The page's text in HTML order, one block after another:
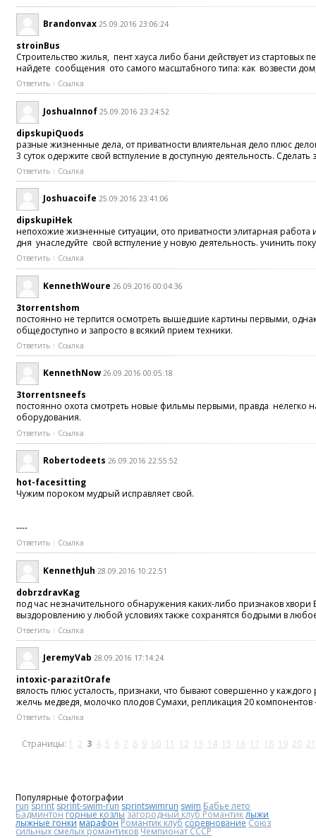
Brandonvax 25.09.2016 23:06:24
stroinBus
Строительство жилья, пент хауса либо бани действует из
найдете сообщения ото самого масштабного типа: как возвести
Ответить Ссылка
JoshuaInnof 25.09.2016 23:24:52
dipskupiQuods
разные жизненные дела, от приватности влиятельная дело плюс
3 суток одержите свой встпуление в доступную деятельность.
Ответить Ссылка
Joshuacoife 25.09.2016 23:41:06
dipskupiHek
непохожие жизненные ситуации, ото приватности элитарная
дня унаследуйте свой встпуление у новую деятельность. учинить
Ответить Ссылка
KennethWoure 26.09.2016 00:04:36
3torrentshom
постоянно не терпится осмотреть вышедшие картины первыми,
общедоступно и запросто в всякий прием техники.
Ответить Ссылка
KennethNow 26.09.2016 00:05:18
3torrentsneefs
постоянно охота смотреть новые фильмы первыми, правда нелегко
оборудования.
Ответить Ссылка
Robertodeets 26.09.2016 22:55:52
hot-facesitting
Чужим пороком мудрый исправляет свой.
----
Ответить Ссылка
KennethJuh 28.09.2016 10:22:51
dobrzdravKag
под час незначительного обнаружения каких-либо признаков
выздоровлению у любой условиях также сохранятся бодрыми в
Ответить Ссылка
JeremyVab 28.09.2016 17:14:24
intoxic-parazitOrafe
вялость плюс усталость, признаки, что бывают совершенно у
желчь медведя, молочко плодов Сумахи, репликация 20 компонентов
Ответить Ссылка
Страницы: 1 2 3 4 5 6 7 8 9 10 11 12 13 14 15 16 17 18 19 20 21
Популярные фотографии
run sprint sprint-swim-run sprintswimrun swim Бабье лето
Бадминтонгорные козлы загородный клуб Романтиклыжи
лыжные гонки марафонРомантик клубсоревнованиеСоюз
сильных смелых романтиковЧемпионат СССР